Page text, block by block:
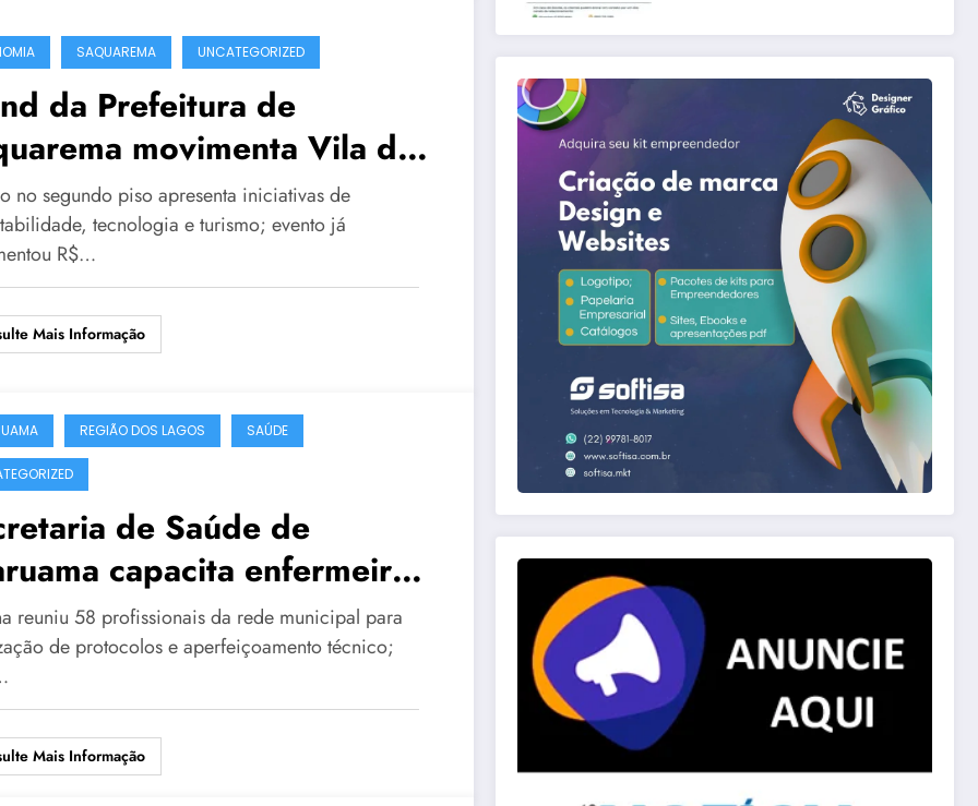
SAQUAREMA UNCATEGORIZED
da Prefeitura de
movimenta Vila dos
durante Mundial
no segundo piso apresenta iniciativas de
tecnologia e turismo; evento já
R$…
Mais Informação
REGIÃO DOS LAGOS SAÚDE
de Saúde de
capacita enfermeiros
testes rápidos de HIV,
e hepatites
reuniu 58 profissionais da rede municipal para
de protocolos e aperfeiçoamento técnico;
Mais Informação